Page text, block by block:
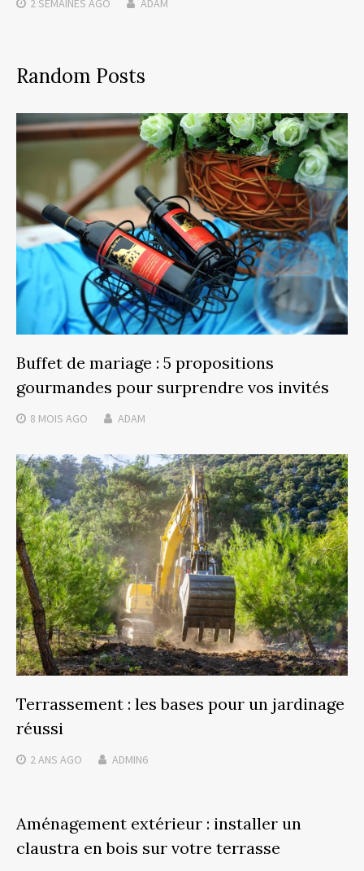
2 SEMAINES AGO ADAM
Random Posts
Buffet de mariage : 5 propositions
gourmandes pour surprendre vos invités
8 MOIS AGO ADAM
Terrassement : les bases pour un jardinage
réussi
2 ANS AGO ADMIN6
Aménagement extérieur : installer un
claustra en bois sur votre terrasse